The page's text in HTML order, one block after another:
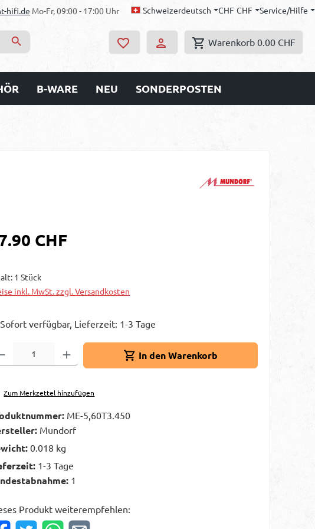
hifi.de Mo-Fr, 09:00 - 17:00 Uhr Schweizerdeutsch CHF CHF Service/Hilfe
Warenkorb 0.00 CHF
B-WARE NEU SONDERPOSTEN
Preis:
CHF
1 Stück
inkl. MwSt. zzgl. Versandkosten
Sofort verfügbar, Lieferzeit: 1-3 Tage
Anzahl: Gib den gewünschten Wert ein oder benutze die Schaltflächen um die
In den Warenkorb
Zum Merkzettel hinzufügen
ME-5,60T3.450
Mundorf
0.018 kg
1-3 Tage
1
Produkt weiterempfehlen: